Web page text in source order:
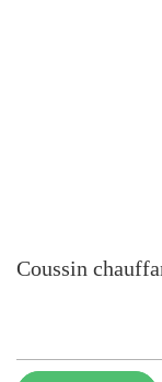
Coussin